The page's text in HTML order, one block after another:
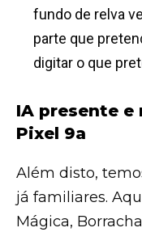
fundo de relva
parte que
digitar o que
IA presente e
Pixel 9a
Além disto,
já familiares.
Mágica,